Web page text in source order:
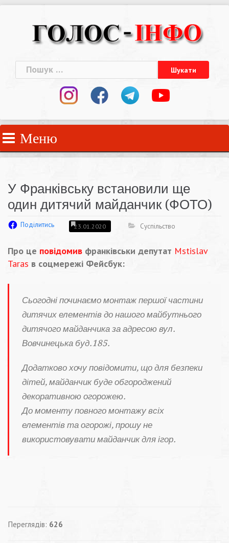
Пошук:
Меню
У Франківську встановили ще
один дитячий майданчик (ФОТО)
Поділитись 23.01.2020 Суспільство
Про це повідомив франківськи депутат Mstislav
Taras в соцмережі Фейсбук:
Сьогодні починаємо монтаж першої частини
дитячих елементів до нашого майбутнього
дитячого майданчика за адресою вул.
Вовчинецька буд.185.
Додатково хочу повідомити, що для безпеки
дітей, майданчик буде обгороджений
декоративною огорожею.
До моменту повного монтажу всіх
елементів та огорожі, прошу не
використовувати майданчик для ігор.
Переглядів: 626